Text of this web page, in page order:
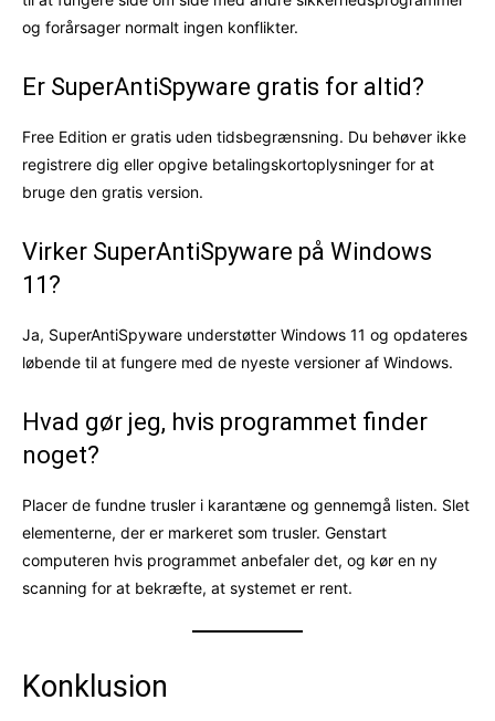
og forårsager normalt ingen konflikter.
Er SuperAntiSpyware gratis for altid?
Free Edition er gratis uden tidsbegrænsning. Du behøver ikke
registrere dig eller opgive betalingskortoplysninger for at
bruge den gratis version.
Virker SuperAntiSpyware på Windows
11?
Ja, SuperAntiSpyware understøtter Windows 11 og opdateres
løbende til at fungere med de nyeste versioner af Windows.
Hvad gør jeg, hvis programmet finder
noget?
Placer de fundne trusler i karantæne og gennemgå listen. Slet
elementerne, der er markeret som trusler. Genstart
computeren hvis programmet anbefaler det, og kør en ny
scanning for at bekræfte, at systemet er rent.
Konklusion